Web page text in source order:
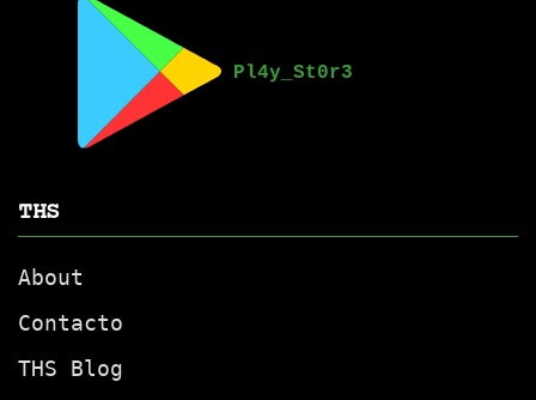
THS
About
Contacto
THS Blog